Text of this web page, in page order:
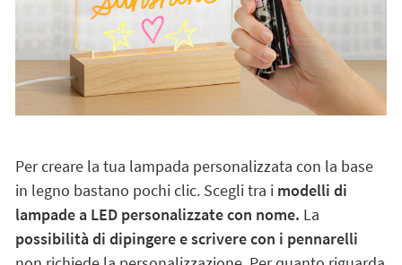
Per creare la tua lampada personalizzata con la base
in legno bastano pochi clic. Scegli tra i modelli di
lampade a LED personalizzate con nome. La
possibilità di dipingere e scrivere con i pennarelli